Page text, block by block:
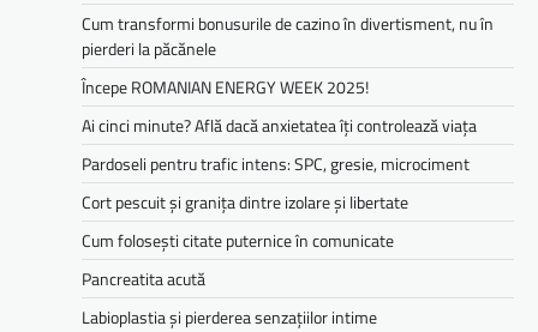
Cum transformi bonusurile de cazino în divertisment, nu în
pierderi la păcănele
Începe ROMANIAN ENERGY WEEK 2025!
Ai cinci minute? Află dacă anxietatea îți controlează viața
Pardoseli pentru trafic intens: SPC, gresie, microciment
Cort pescuit și granița dintre izolare și libertate
Cum folosești citate puternice în comunicate
Pancreatita acută
Labioplastia și pierderea senzațiilor intime